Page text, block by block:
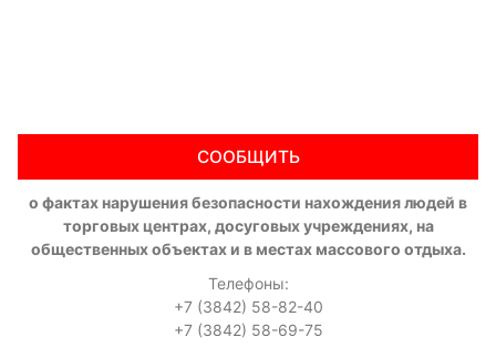
СООБЩИТЬ
о фактах нарушения безопасности нахождения людей в
торговых центрах, досуговых учреждениях, на
общественных объектах и в местах массового отдыха.
Телефоны:
+7 (3842) 58-82-40
+7 (3842) 58-69-75